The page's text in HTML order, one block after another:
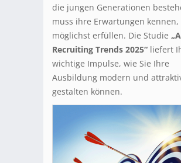
die jungen Generationen
muss ihre Erwartungen kennen,
möglichst erfüllen. Die Studie
Recruiting Trends 2025“ liefert
wichtige Impulse, wie Sie Ihre
Ausbildung modern und
gestalten können.